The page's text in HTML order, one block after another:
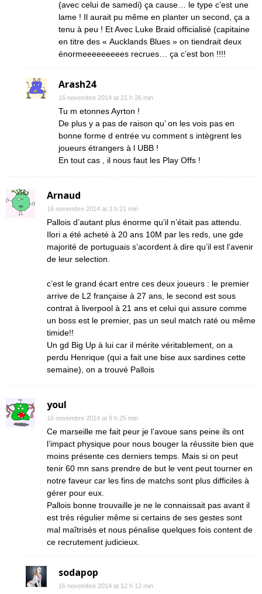
(avec celui de samedi) ça cause… le type c’est une
lame ! Il aurait pu même en planter un second, ça a
tenu à peu ! Et Avec Luke Braid officialisé (capitaine
en titre des « Aucklands Blues » on tiendrait deux
énormeeeeeeeees recrues… ça c’est bon !!!!
Arash24
16 novembre 2014 at 21 h 26 min
Tu m etonnes Ayrton !
De plus y a pas de raison qu’ on les vois pas en
bonne forme d entrée vu comment s intègrent les
joueurs étrangers à l UBB !
En tout cas , il nous faut les Play Offs !
Arnaud
16 novembre 2014 at 3 h 21 min
Pallois d’autant plus énorme qu’il n’était pas attendu.
Ilori a été acheté à 20 ans 10M par les reds, une gde
majorité de portuguais s’acordent à dire qu’il est l’avenir
de leur selection.
c’est le grand écart entre ces deux joueurs : le premier
arrive de L2 française à 27 ans, le second est sous
contrat à liverpool à 21 ans et celui qui assure comme
un boss est le premier, pas un seul match raté ou même
timide!!
Un gd Big Up à lui car il mérite véritablement, on a
perdu Henrique (qui a fait une bise aux sardines cette
semaine), on a trouvé Pallois
youl
16 novembre 2014 at 9 h 25 min
Ce marseille me fait peur je l’avoue sans peine ils ont
l’impact physique pour nous bouger la réussite bien que
moins présente ces derniers temps. Mais si on peut
tenir 60 mn sans prendre de but le vent peut tourner en
notre faveur car les fins de matchs sont plus difficiles à
gérer pour eux.
Pallois bonne trouvaille je ne le connaissait pas avant il
est trés régulier même si certains de ses gestes sont
mal maîtrisés et nous pénalise quelques fois content de
ce recrutement judicieux.
sodapop
16 novembre 2014 at 12 h 12 min